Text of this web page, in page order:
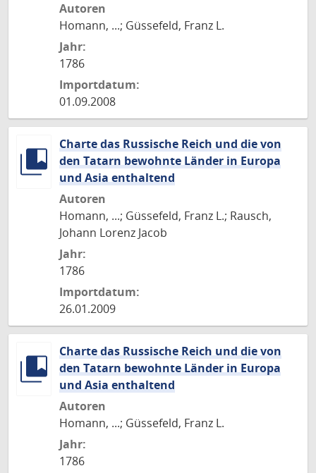
Autoren
Homann, ...; Güssefeld, Franz L.
Jahr:
1786
Importdatum:
01.09.2008
Charte das Russische Reich und die von
den Tatarn bewohnte Länder in Europa
und Asia enthaltend
Autoren
Homann, ...; Güssefeld, Franz L.; Rausch,
Johann Lorenz Jacob
Jahr:
1786
Importdatum:
26.01.2009
Charte das Russische Reich und die von
den Tatarn bewohnte Länder in Europa
und Asia enthaltend
Autoren
Homann, ...; Güssefeld, Franz L.
Jahr:
1786